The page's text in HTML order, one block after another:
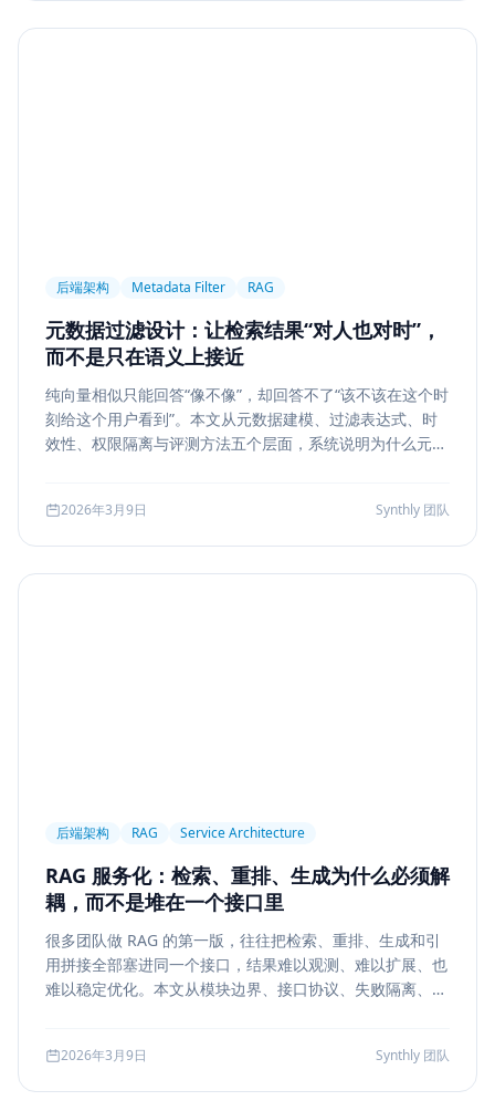
后端架构 Metadata Filter RAG
元数据过滤设计：让检索结果“对人也对时”，
而不是只在语义上接近
纯向量相似只能回答“像不像”，却回答不了“该不该在这个时
刻给这个用户看到”。本文从元数据建模、过滤表达式、时
效性、权限隔离与评测方法五个层面，系统说明为什么元数
2026年3月9日 Synthly 团队
后端架构 RAG Service Architecture
RAG 服务化：检索、重排、生成为什么必须解
耦，而不是堆在一个接口里
很多团队做 RAG 的第一版，往往把检索、重排、生成和引
用拼接全部塞进同一个接口，结果难以观测、难以扩展、也
难以稳定优化。本文从模块边界、接口协议、失败隔离、缓
2026年3月9日 Synthly 团队